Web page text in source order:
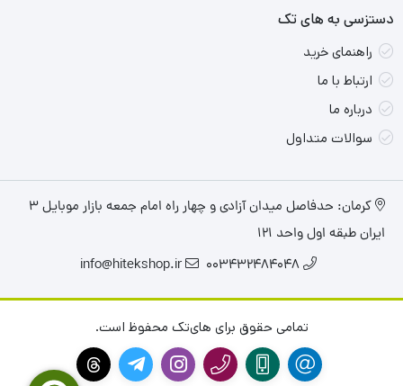
صفحه نمایش جذاب با نسبت تصویر 16:10
باتری: دوام بالای باتری و مصرف بهینه انرژی
طراحی شیک و بسیار سبک کمتر از 1 کیلوگرم
دستزسی به های تک
راهنمای خرید
ارتباط با ما
درباره ما
سوالات متداول
کرمان: حدفاصل میدان آزادی و چهار راه امام جمعه بازار موبایل ۳
ایران طبقه اول واحد ۱۲۱
003432484048
info@hitekshop.ir
تمامی حقوق برای های‌تک محفوظ است.